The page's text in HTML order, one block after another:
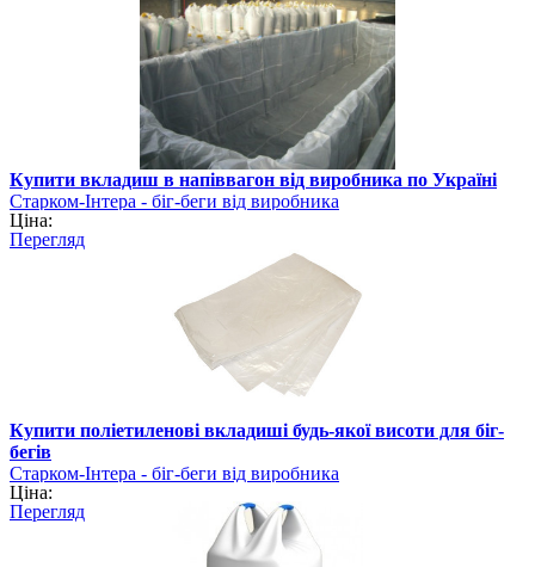
Купити вкладиш в напіввагон від виробника по Україні
Старком-Інтера - біг-беги від виробника
Ціна:
Перегляд
Купити поліетиленові вкладиші будь-якої висоти для біг-
бегів
Старком-Інтера - біг-беги від виробника
Ціна:
Перегляд